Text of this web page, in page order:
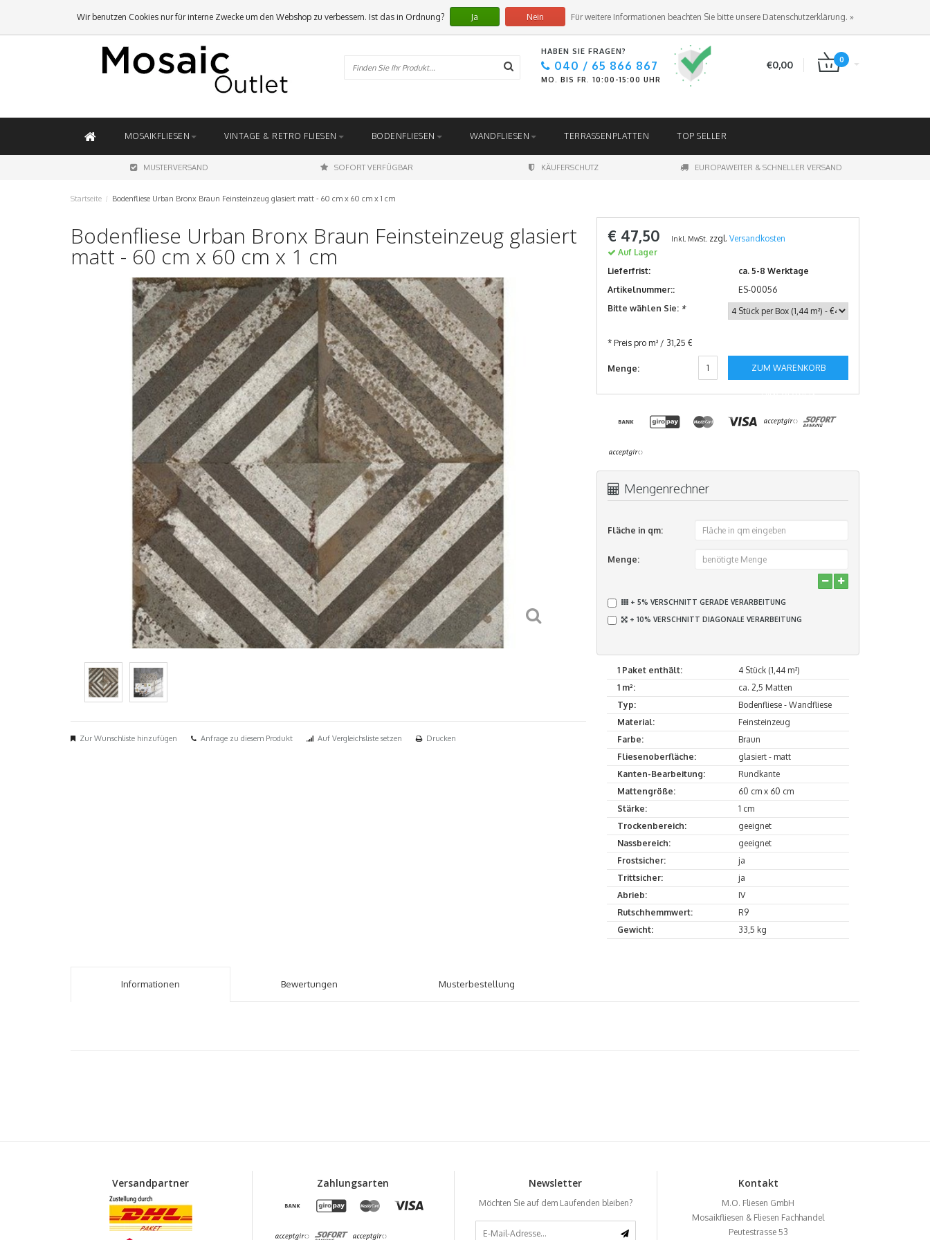
ANMELDEN KUNDENKONTO ANLEGEN
HABEN SIE FRAGEN?
040 / 65 866 867
MO. BIS FR. 10:00-15:00 UHR
€0,00 0
MOSAIKFLIESEN VINTAGE & RETRO FLIESEN BODENFLIESEN WANDFLIESEN TERRASSENPLATTEN TOP SELLER
MUSTERVERSAND SOFORT VERFÜGBAR KÄUFERSCHUTZ EUROPAWEITER & SCHNELLER VERSAND
Startseite / Bodenfliese Urban Bronx Braun Feinsteinzeug glasiert matt - 60 cm x 60 cm x 1 cm
Bodenfliese Urban Bronx Braun Feinsteinzeug glasiert
matt - 60 cm x 60 cm x 1 cm
Zur Wunschliste hinzufügen Anfrage zu diesem Produkt Auf Vergleichsliste setzen Drucken
€ 47,50 Inkl. MwSt. zzgl. Versandkosten
Auf Lager
Lieferfrist:
ca. 5-8 Werktage
Artikelnummer::
ES-00056
Bitte wählen Sie: *
* Preis pro m² / 31,25 €
Menge: ZUM WARENKORB
HINZUFÜGEN
Mengenrechner
Fläche in qm:
Menge:
+ 5% VERSCHNITT GERADE VERARBEITUNG
+ 10% VERSCHNITT DIAGONALE VERARBEITUNG
1 Paket enthält:
4 Stück (1,44 m²)
1 m²:
ca. 2,5 Matten
Typ:
Bodenfliese - Wandfliese
Material:
Feinsteinzeug
Farbe:
Braun
Fliesenoberfläche:
glasiert - matt
Kanten-Bearbeitung:
Rundkante
Mattengröße:
60 cm x 60 cm
Stärke:
1 cm
Trockenbereich:
geeignet
Nassbereich:
geeignet
Frostsicher:
ja
Trittsicher:
ja
Abrieb:
IV
Rutschhemmwert:
R9
Gewicht:
33,5 kg
Informationen Bewertungen Musterbestellung
Versandpartner Zahlungsarten Newsletter
Möchten Sie auf dem Laufenden bleiben?
Kontakt
M.O. Fliesen GmbH
Mosaikfliesen & Fliesen Fachhandel
Peutestrasse 53
Wir benutzen Cookies nur für interne Zwecke um den Webshop zu verbessern. Ist das in Ordnung? Ja Nein Für weitere Informationen beachten Sie bitte unsere Datenschutzerklärung. »